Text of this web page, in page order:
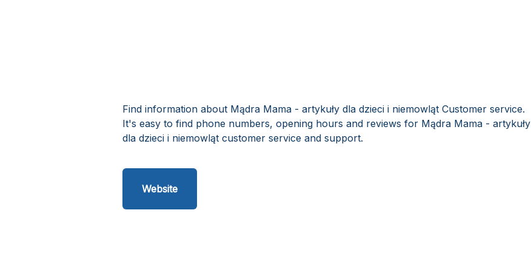
Find information about Mądra Mama - artykuły dla dzieci i niemowląt Customer service.
It's easy to find phone numbers, opening hours and reviews for Mądra Mama - artykuły
dla dzieci i niemowląt customer service and support.
Website